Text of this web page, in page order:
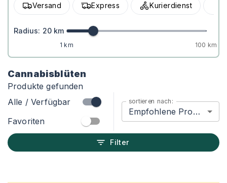
Versand Express Kurierdienst
Radius: 20 km
1 km 100 km
Cannabisblüten
Produkte gefunden
Alle / Verfügbar
Favoriten
sortieren nach:
Empfohlene Produkte
Filter